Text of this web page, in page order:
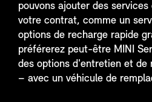
pouvons ajouter des
votre contrat, comme un
options de recharge rapide
préférerez peut-être MINI
des options d'entretien et de
– avec un véhicule de